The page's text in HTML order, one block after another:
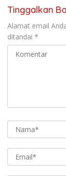
Tinggalkan
Alamat email
ditandai *